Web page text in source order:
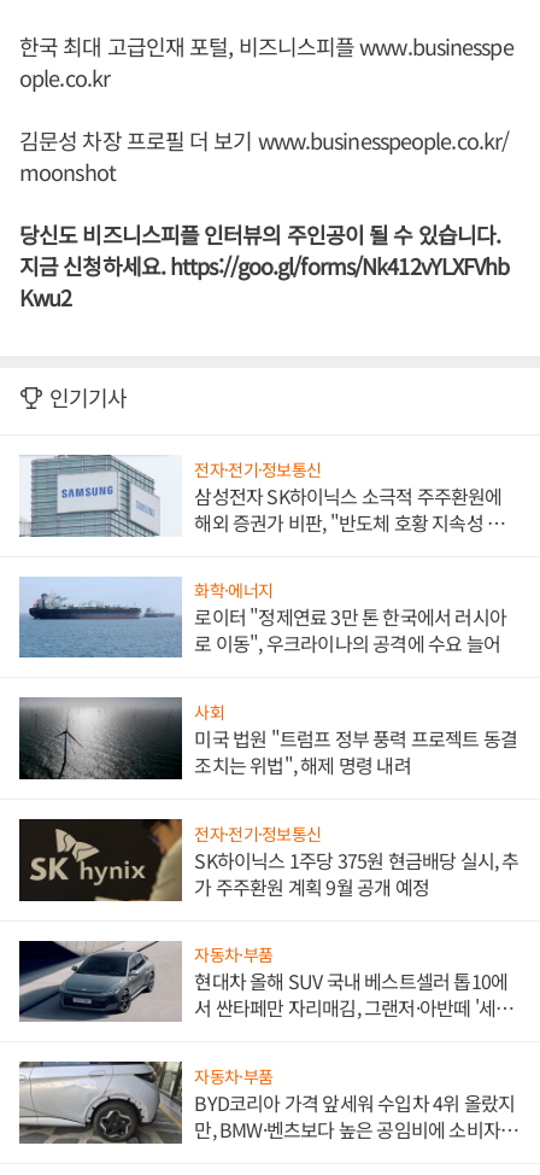
한국 최대 고급인재 포털, 비즈니스피플www.businesspe
ople.co.kr
김문성 차장 프로필 더 보기 www.businesspeople.co.kr/
moonshot
당신도 비즈니스피플 인터뷰의 주인공이 될 수 있습니다.
지금 신청하세요.https://goo.gl/forms/Nk412vYLXFVhb
Kwu2
인기기사
전자·전기·정보통신
삼성전자 SK하이닉스 소극적 주주환원에
해외 증권가 비판, "반도체 호황 지속성 의
화학·에너지
로이터 "정제연료 3만 톤 한국에서 러시아
로 이동", 우크라이나의 공격에 수요 늘어
사회
미국 법원 "트럼프 정부 풍력 프로젝트 동결
조치는 위법", 해제 명령 내려
전자·전기·정보통신
SK하이닉스 1주당 375원 현금배당 실시, 추
가 주주환원 계획 9월 공개 예정
자동차·부품
현대차 올해 SUV 국내 베스트셀러 톱10에
서 싼타페만 자리매김, 그랜저·아반떼 '세단
자동차·부품
BYD코리아 가격 앞세워 수입차 4위 올랐지
만, BMW·벤츠보다 높은 공임비에 소비자